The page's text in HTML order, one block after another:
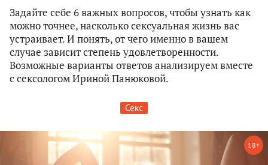
Задайте себе 6 важных вопросов, чтобы узнать как
можно точнее, насколько сексуальная жизнь вас
устраивает. И понять, от чего именно в вашем
случае зависит степень удовлетворенности.
Возможные варианты ответов анализируем вместе
с сексологом Ириной Панюковой.
Секс
18+